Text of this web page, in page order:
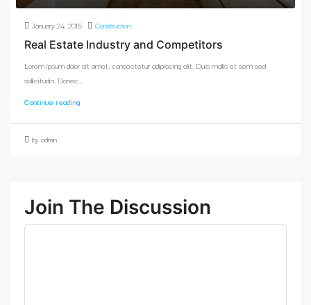
January 24, 2016 Construction
Real Estate Industry and Competitors
Lorem ipsum dolor sit amet, consectetur adipiscing elit. Duis mollis et sem sed
sollicitudin. Donec...
Continue reading
by admin
Join The Discussion